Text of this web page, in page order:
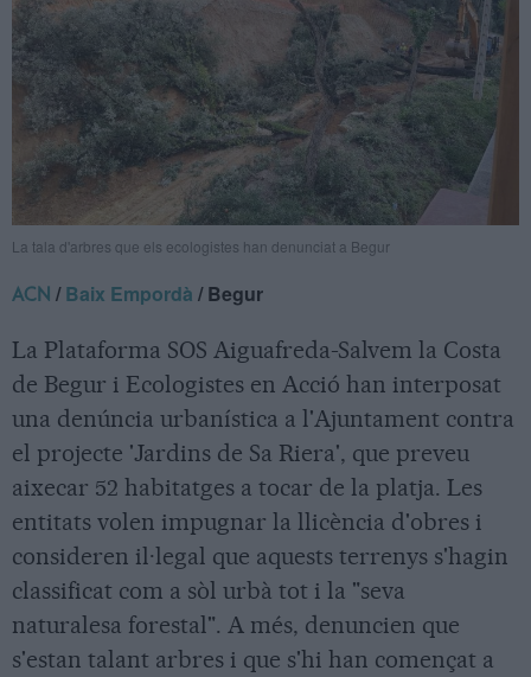
La tala d'arbres que els ecologistes han denunciat a Begur
ACN /Baix Empordà / Begur
La Plataforma SOS Aiguafreda-Salvem la Costa
de Begur i Ecologistes en Acció han interposat
una denúncia urbanística a l'Ajuntament contra
el projecte 'Jardins de Sa Riera', que preveu
aixecar 52 habitatges a tocar de la platja. Les
entitats volen impugnar la llicència d'obres i
consideren il·legal que aquests terrenys s'hagin
classificat com a sòl urbà tot i la "seva
naturalesa forestal". A més, denuncien que
s'estan talant arbres i que s'hi han començat a